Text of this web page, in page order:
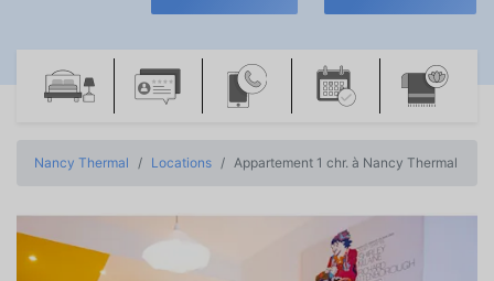
Nancy Thermal Locations Appartement 1 chr. à Nancy Thermal